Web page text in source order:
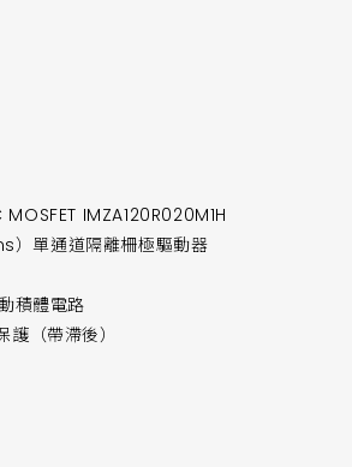
IMZA120R020M1H
）單通道隔離柵極驅動器
積體電路
（帶滯後）